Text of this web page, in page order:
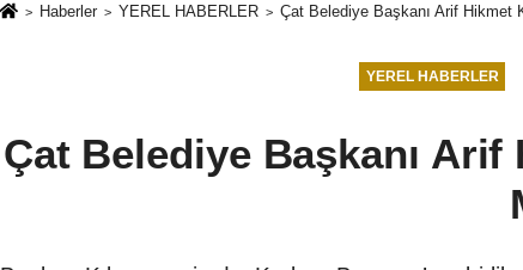
Haberler YEREL HABERLER Çat Belediye Başkanı Arif Hikmet
YEREL HABERLER
Çat Belediye Başkanı Arif